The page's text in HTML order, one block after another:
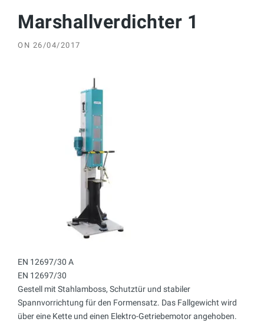
Marshallverdichter 1
ON 26/04/2017
EN 12697/30 A
EN 12697/30
Gestell mit Stahlamboss, Schutztür und stabiler
Spannvorrichtung für den Formensatz. Das Fallgewicht wird
über eine Kette und einen Elektro-Getriebemotor angehoben.